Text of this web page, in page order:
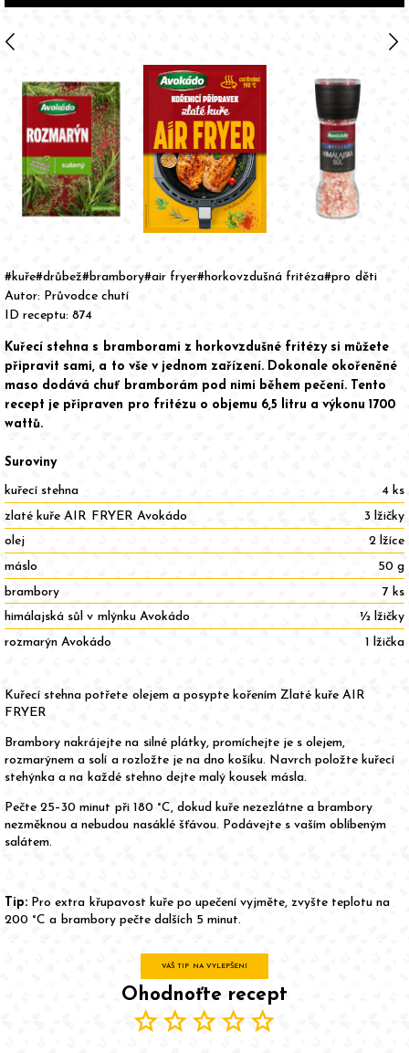
arrow_back_ios arrow_forward_ios
of
3#kuře#drůbež#brambory#air fryer#horkovzdušná fritéza#pro děti
Autor: Průvodce chutí
ID receptu: 874
Kuřecí stehna s bramborami z horkovzdušné fritézy si můžete
připravit sami, a to vše v jednom zařízení. Dokonale okořeněné
maso dodává chuť bramborám pod nimi během pečení. Tento
recept je připraven pro fritézu o objemu 6,5 litru a výkonu 1700
wattů.
Suroviny
kuřecí stehna
4 ks
zlaté kuře AIR FRYER Avokádo
3 lžičky
olej
2 lžíce
máslo
50 g
brambory
7 ks
himálajská sůl v mlýnku Avokádo
½ lžičky
rozmarýn Avokádo
1 lžička
Kuřecí stehna potřete olejem a posypte kořením Zlaté kuře AIR
FRYER
Brambory nakrájejte na silné plátky, promíchejte je s olejem,
rozmarýnem a solí a rozložte je na dno košíku. Navrch položte kuřecí
stehýnka a na každé stehno dejte malý kousek másla.
Pečte 25–30 minut při 180 °C, dokud kuře nezezlátne a brambory
nezměknou a nebudou nasáklé šťávou. Podávejte s vaším oblíbeným
salátem.
Tip: Pro extra křupavost kuře po upečení vyjměte, zvyšte teplotu na
200 °C a brambory pečte dalších 5 minut.
VÁŠ TIP NA VYLEPŠENÍ
Ohodnoťte recept
starstarstarstarstar